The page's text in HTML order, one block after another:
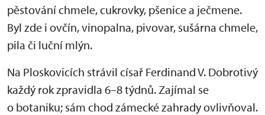
pěstování chmele, cukrovky, pšenice a ječmene.
Byl zde i ovčín, vinopalna, pivovar, sušárna chmele,
pila či luční mlýn.
Na Ploskovicích strávil císař Ferdinand V. Dobrotivý
každý rok zpravidla 6–8 týdnů. Zajímal se
o botaniku; sám chod zámecké zahrady ovlivňoval.